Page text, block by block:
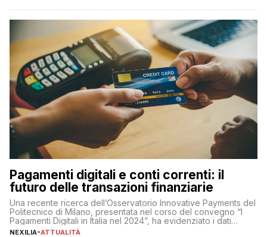
Pagamenti digitali e conti correnti: il
futuro delle transazioni finanziarie
Una recente ricerca dell’Osservatorio Innovative Payments del
Politecnico di Milano, presentata nel corso del convegno “I
Pagamenti Digitali in Italia nel 2024”, ha evidenziato i dati
definitivi del primo semestre 2024 relativamente alle
NEXILIA-ATTUALITÀ